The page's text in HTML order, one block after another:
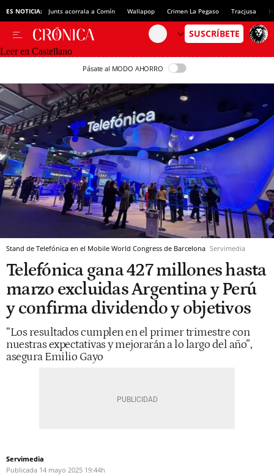
ES NOTICIA: Junts acorrala a Comín Wallapop Crimen La Pegaso Tracjusa
Leer en Castellano
Pásate al MODO AHORRO
Stand de Telefónica en el Mobile World Congress de Barcelona Servimedia
Telefónica gana 427 millones hasta
marzo excluidas Argentina y Perú
y confirma dividendo y objetivos
“Los resultados cumplen en el primer trimestre con
nuestras expectativas y mejorarán a lo largo del año”,
asegura Emilio Gayo
Servimedia
Publicada 14 mayo 2025 19:44h